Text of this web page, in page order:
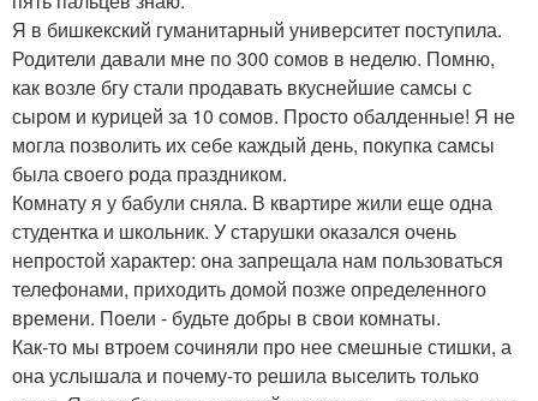
Я в бишкекский гуманитарный университет поступила.
Родители давали мне по 300 сомов в неделю. Помню,
как возле бгу стали продавать вкуснейшие самсы с
сыром и курицей за 10 сомов. Просто обалденные! Я не
могла позволить их себе каждый день, покупка самсы
была своего рода праздником.
Комнату я у бабули сняла. В квартире жили еще одна
студентка и школьник. У старушки оказался очень
непростой характер: она запрещала нам пользоваться
телефонами, приходить домой позже определенного
времени. Поели - будьте добры в свои комнаты.
Как-то мы втроем сочиняли про нее смешные стишки, а
она услышала и почему-то решила выселить только